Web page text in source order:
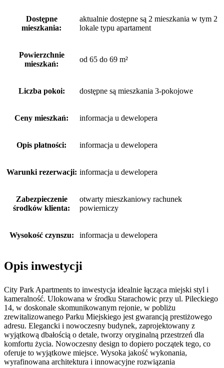
Dostępne
mieszkania:
aktualnie dostępne są 2 mieszkania w tym 2
lokale typu apartament
Powierzchnie
mieszkań:
od 65 do 69 m²
Liczba pokoi: dostępne są mieszkania 3-pokojowe
Ceny mieszkań: informacja u dewelopera
Opis płatności: informacja u dewelopera
Warunki rezerwacji: informacja u dewelopera
Zabezpieczenie
środków klienta:
otwarty mieszkaniowy rachunek
powierniczy
Wysokość czynszu: informacja u dewelopera
Opis inwestycji
City Park Apartments to inwestycja idealnie łącząca miejski styl i
kameralność. Ulokowana w środku Starachowic przy ul. Pileckiego
14, w doskonale skomunikowanym rejonie, w pobliżu
zrewitalizowanego Parku Miejskiego jest gwarancją prestiżowego
adresu. Elegancki i nowoczesny budynek, zaprojektowany z
wyjątkową dbałością o detale, tworzy oryginalną przestrzeń dla
komfortu życia. Nowoczesny design to dopiero początek tego, co
oferuje to wyjątkowe miejsce. Wysoka jakość wykonania,
wyrafinowana architektura i innowacyjne rozwiązania